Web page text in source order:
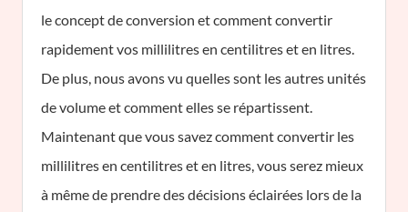
le concept de conversion et comment convertir
rapidement vos millilitres en centilitres et en litres.
De plus, nous avons vu quelles sont les autres unités
de volume et comment elles se répartissent.
Maintenant que vous savez comment convertir les
millilitres en centilitres et en litres, vous serez mieux
à même de prendre des décisions éclairées lors de la